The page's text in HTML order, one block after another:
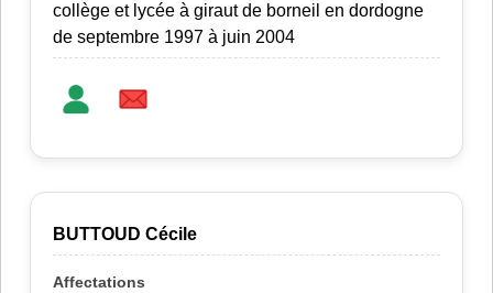
collège et lycée à giraut de borneil en dordogne
de septembre 1997 à juin 2004
BUTTOUD Cécile